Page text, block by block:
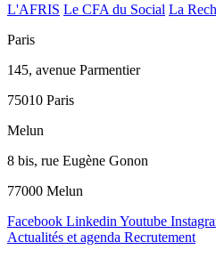
L'AFRIS Le CFA du Social La
Paris
145, avenue Parmentier
75010 Paris
Melun
8 bis, rue Eugène Gonon
77000 Melun
Facebook Linkedin Youtube
Actualités et agenda Recrutement